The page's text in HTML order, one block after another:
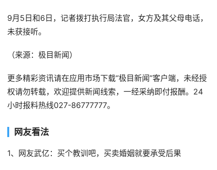
9月5日和6日，记者拨打执行局法官，女方及其父母电话，
未获接听。
（来源：极目新闻）
更多精彩资讯请在应用市场下载“极目新闻”客户端，未经授
权请勿转载，欢迎提供新闻线索，一经采纳即付报酬。24
小时报料热线027-86777777。
网友看法
1、网友武亿：买个教训吧，买卖婚姻就要承受后果